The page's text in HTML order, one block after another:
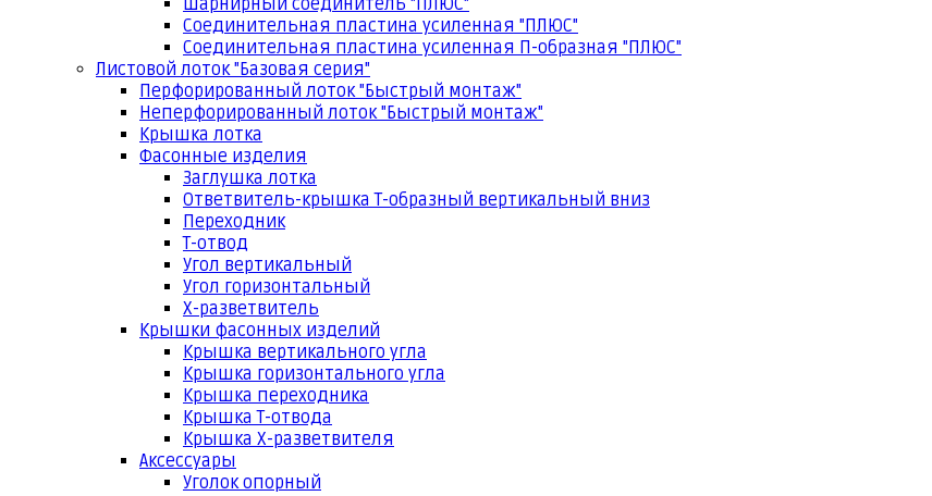
Шарнирный соединитель "ПЛЮС"
Соединительная пластина усиленная "ПЛЮС"
Соединительная пластина усиленная П-образная "ПЛЮС"
Листовой лоток "Базовая серия"
Перфорированный лоток "Быстрый монтаж"
Неперфорированный лоток "Быстрый монтаж"
Крышка лотка
Фасонные изделия
Заглушка лотка
Ответвитель-крышка Т-образный вертикальный вниз
Переходник
Т-отвод
Угол вертикальный
Угол горизонтальный
Х-разветвитель
Крышки фасонных изделий
Крышка вертикального угла
Крышка горизонтального угла
Крышка переходника
Крышка Т-отвода
Крышка Х-разветвителя
Аксессуары
Уголок опорный